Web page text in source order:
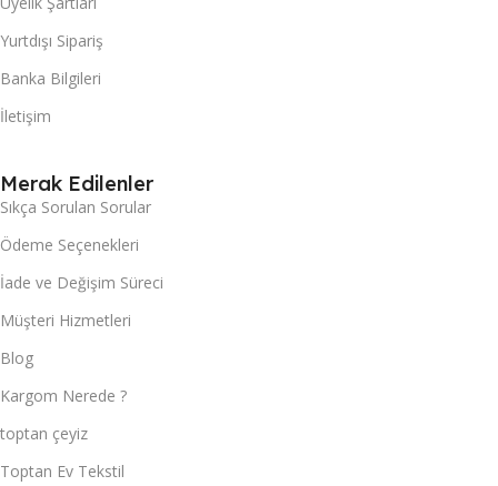
Yurtdışı Sipariş
Banka Bilgileri
İletişim
Merak Edilenler
Sıkça Sorulan Sorular
Ödeme Seçenekleri
İade ve Değişim Süreci
Müşteri Hizmetleri
Blog
Kargom Nerede ?
toptan çeyiz
Toptan Ev Tekstil